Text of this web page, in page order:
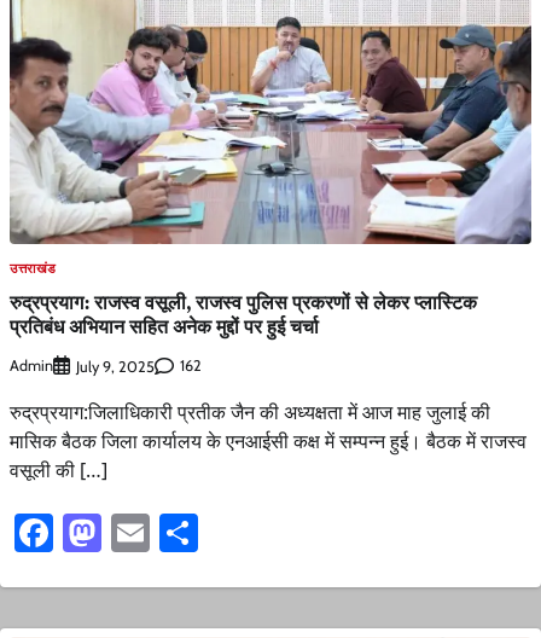
उत्तराखंड
रुद्रप्रयाग: राजस्व वसूली, राजस्व पुलिस प्रकरणों से लेकर प्लास्टिक
प्रतिबंध अभियान सहित अनेक मुद्दों पर हुई चर्चा
Admin July 9, 2025 162
रुद्रप्रयाग:जिलाधिकारी प्रतीक जैन की अध्यक्षता में आज माह जुलाई की
मासिक बैठक जिला कार्यालय के एनआईसी कक्ष में सम्पन्न हुई। बैठक में राजस्व
वसूली की […]
Facebook
Mastodon
Email